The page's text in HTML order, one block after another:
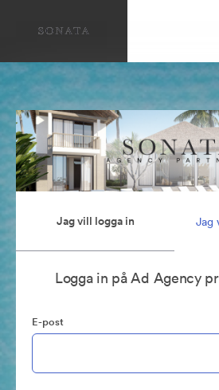
Jag vill logga in Jag
Logga in på Ad Agency
E-post